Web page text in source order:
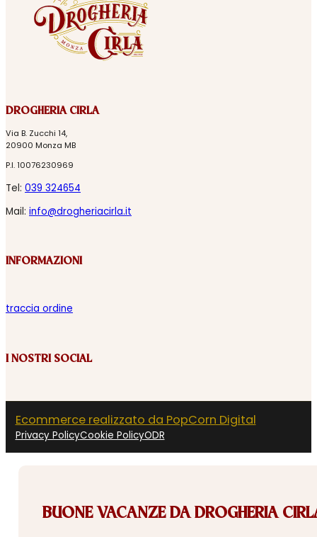
DROGHERIA CIRLA
Via B. Zucchi 14,
20900 Monza MB
P.I. 10076230969
Tel: 039 324654
Mail: info@drogheriacirla.it
INFORMAZIONI
traccia ordine
I NOSTRI SOCIAL
Ecommerce realizzato da PopCorn Digital
Privacy PolicyCookie PolicyODR
BUONE VACANZE DA DROGHERIA